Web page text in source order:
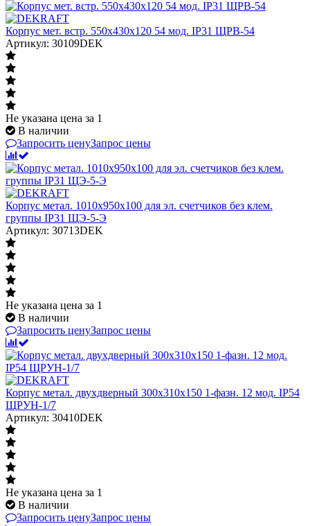
Корпус мет. встр. 550х430х120 54 мод. IP31 ЩРВ-54
Артикул: 30109DEK
Не указана цена за 1
В наличии
Запросить ценуЗапрос цены
Корпус метал. 1010х950х100 для эл. счетчиков без клем.
группы IP31 ЩЭ-5-Э
Артикул: 30713DEK
Не указана цена за 1
В наличии
Запросить ценуЗапрос цены
Корпус метал. двухдверный 300х310х150 1-фазн. 12 мод. IP54
ЩРУН-1/7
Артикул: 30410DEK
Не указана цена за 1
В наличии
Запросить ценуЗапрос цены